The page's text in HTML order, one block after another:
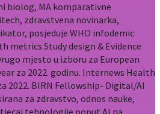
biolog, MA komparativne
zdravstvena novinarka,
posjeduje WHO infodemic
metrics Study design & Evidence
mjesto u izboru za European
za 2022. godinu. Internews Health
2022. BIRN Fellowship- Digital/AI
za zdravstvo, odnos nauke,